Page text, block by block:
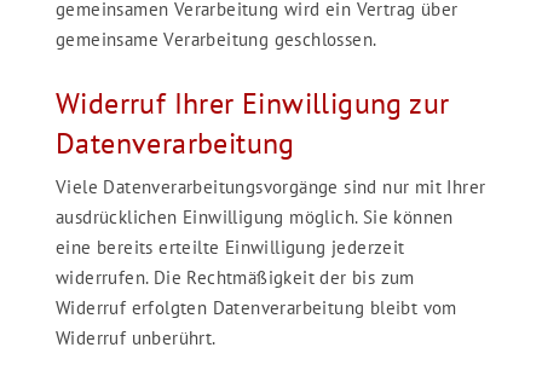
gemeinsamen Verarbeitung wird ein Vertrag über
gemeinsame Verarbeitung geschlossen.
Widerruf Ihrer Einwilligung zur
Datenverarbeitung
Viele Datenverarbeitungsvorgänge sind nur mit Ihrer
ausdrücklichen Einwilligung möglich. Sie können
eine bereits erteilte Einwilligung jederzeit
widerrufen. Die Rechtmäßigkeit der bis zum
Widerruf erfolgten Datenverarbeitung bleibt vom
Widerruf unberührt.